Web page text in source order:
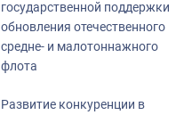
государственной поддержки
обновления отечественного
средне- и малотоннажного
флота
Развитие конкуренции в